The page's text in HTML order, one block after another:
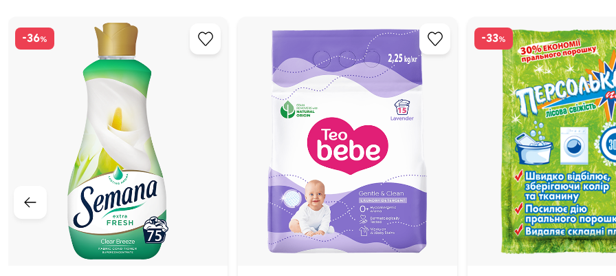
-36% -33%